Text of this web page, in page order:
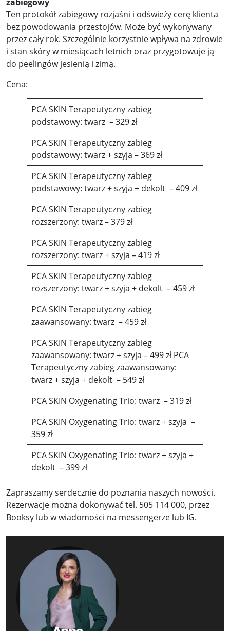
Ten protokół zabiegowy rozjaśni i odświeży cerę klienta
bez powodowania przestojów. Może być wykonywany
przez cały rok. Szczególnie korzystnie wpływa na zdrowie
i stan skóry w miesiącach letnich oraz przygotowuje ją
do peelingów jesienią i zimą.
Cena:
PCA SKIN Terapeutyczny zabieg
podstawowy: twarz – 329 zł
PCA SKIN Terapeutyczny zabieg
podstawowy: twarz + szyja – 369 zł
PCA SKIN Terapeutyczny zabieg
podstawowy: twarz + szyja + dekolt – 409 zł
PCA SKIN Terapeutyczny zabieg
rozszerzony: twarz – 379 zł
PCA SKIN Terapeutyczny zabieg
rozszerzony: twarz + szyja – 419 zł
PCA SKIN Terapeutyczny zabieg
rozszerzony: twarz + szyja + dekolt – 459 zł
PCA SKIN Terapeutyczny zabieg
zaawansowany: twarz – 459 zł
PCA SKIN Terapeutyczny zabieg
zaawansowany: twarz + szyja – 499 zł PCA
Terapeutyczny zabieg zaawansowany:
twarz + szyja + dekolt – 549 zł
PCA SKIN Oxygenating Trio: twarz – 319 zł
PCA SKIN Oxygenating Trio: twarz + szyja –
359 zł
PCA SKIN Oxygenating Trio: twarz + szyja +
dekolt – 399 zł
Zapraszamy serdecznie do poznania naszych nowości.
Rezerwacje można dokonywać tel. 505 114 000, przez
Booksy lub w wiadomości na messengerze lub IG.